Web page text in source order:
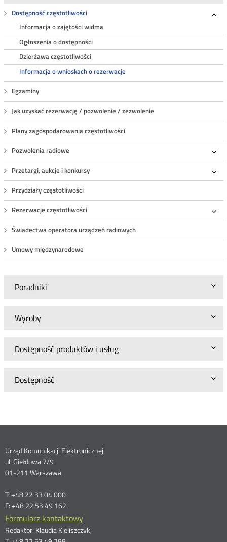
Dostępność częstotliwości
Informacja o zajętości widma
Ogłoszenia o dostępności
Dzierżawa częstotliwości
Informacja o wnioskach o rezerwacje
Egzaminy
Jak uzyskać rezerwację / pozwolenie / zezwolenie
Plany zagospodarowania częstotliwości
Pozwolenia radiowe
Przetargi, aukcje i konkursy
Przydziały częstotliwości
Rezerwacje częstotliwości
Świadectwa operatora urządzeń radiowych
Umowy międzynarodowe
Poradniki
Wyroby
Dostępność produktów i usług
Dostępność
Dane
kontaktowe
Urząd Komunikacji Elektronicznej
ul. Giełdowa 7/9
01-211 Warszawa
T: +48 22 33 04 000
F: +48 22 53 49 162
Formularz kontaktowy
Redaktor: Klaudia Kieliszczyk,